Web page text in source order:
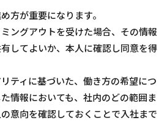
方が重要になります。
ングアウトを受けた場合、その情報
してよいか、本人に確認し同意を得
ティに基づいた、働き方の希望につ
情報においても、社内のどの範囲ま
意向を確認しておくことで入社まで